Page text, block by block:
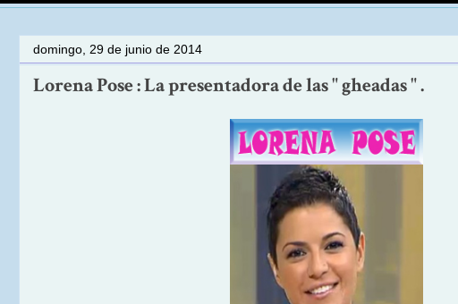
domingo, 29 de junio de 2014
Lorena Pose : La presentadora de las " gheadas " .